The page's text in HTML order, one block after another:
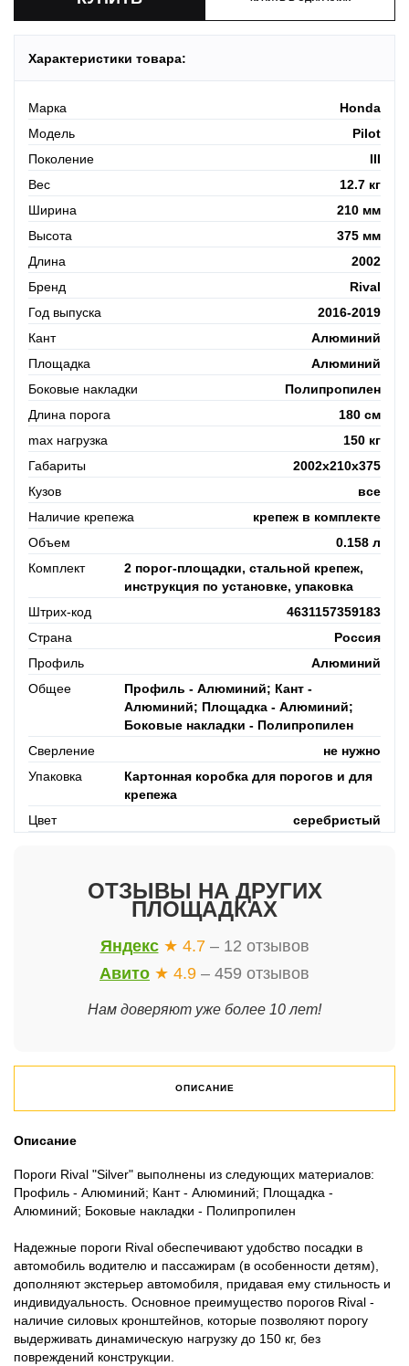
Характеристики товара:
Марка
Honda
Модель
Pilot
Поколение
III
Вес
12.7 кг
Ширина
210 мм
Высота
375 мм
Длина
2002
Бренд
Rival
Год выпуска
2016-2019
Кант
Алюминий
Площадка
Алюминий
Боковые накладки
Полипропилен
Длина порога
180 см
max нагрузка
150 кг
Габариты
2002x210x375
Кузов
все
Наличие крепежа
крепеж в комплекте
Объем
0.158 л
Комплект
2 порог-площадки, стальной крепеж,
инструкция по установке, упаковка
Штрих-код
4631157359183
Страна
Россия
Профиль
Алюминий
Общее
Профиль - Алюминий; Кант -
Алюминий; Площадка - Алюминий;
Боковые накладки - Полипропилен
Сверление
не нужно
Упаковка
Картонная коробка для порогов и для
крепежа
Цвет
серебристый
ОТЗЫВЫ НА ДРУГИХ
ПЛОЩАДКАХ
Яндекс ★ 4.7 – 12 отзывов
Авито ★ 4.9 – 459 отзывов
Нам доверяют уже более 10 лет!
ОПИСАНИЕ
Описание
Пороги Rival "Silver" выполнены из следующих материалов:
Профиль - Алюминий; Кант - Алюминий; Площадка -
Алюминий; Боковые накладки - Полипропилен
Надежные пороги Rival обеспечивают удобство посадки в
автомобиль водителю и пассажирам (в особенности детям),
дополняют экстерьер автомобиля, придавая ему стильность и
индивидуальность. Основное преимущество порогов Rival -
наличие силовых кронштейнов, которые позволяют порогу
выдерживать динамическую нагрузку до 150 кг, без
повреждений конструкции.